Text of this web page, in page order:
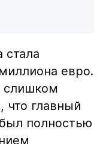
стала
евро.
слишком
что главный
полностью